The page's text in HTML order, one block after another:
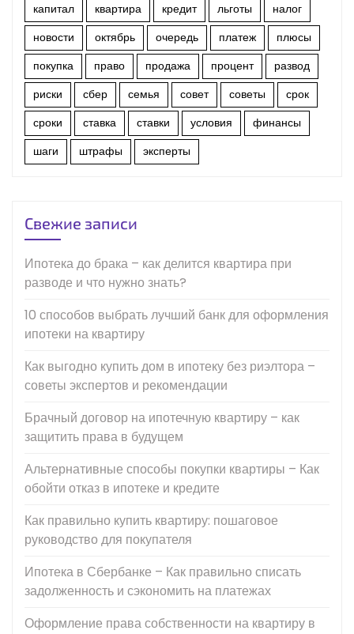
капитал
квартира кредит льготы
налог
новости
октябрь очередь платеж
плюсы
покупка
право продажа процент
развод
риски
сбер семья совет советы
срок
сроки
ставка ставки условия
финансы
шаги
штрафы эксперты
Свежие записи
Ипотека до брака – как делится квартира при
разводе и что нужно знать?
10 способов выбрать лучший банк для оформления
ипотеки на квартиру
Как выгодно купить дом в ипотеку без риэлтора –
советы экспертов и рекомендации
Брачный договор на ипотечную квартиру – как
защитить права в будущем
Альтернативные способы покупки квартиры – Как
обойти отказ в ипотеке и кредите
Как правильно купить квартиру: пошаговое
руководство для покупателя
Ипотека в Сбербанке – Как правильно списать
задолженность и сэкономить на платежах
Оформление права собственности на квартиру в